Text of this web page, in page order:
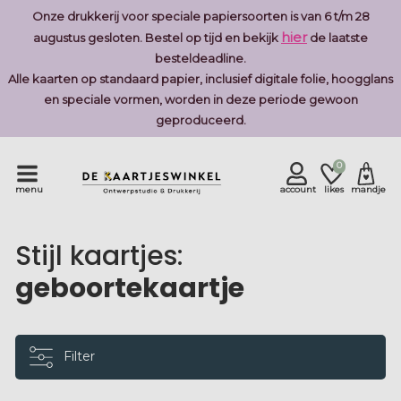
Onze drukkerij voor speciale papiersoorten is van 6 t/m 28
augustus gesloten. Bestel op tijd en bekijk hierde laatste
besteldeadline.
Alle kaarten op standaard papier, inclusief digitale folie, hoogglans
en speciale vormen, worden in deze periode gewoon
geproduceerd.
menu account likes
0
mandje
Stijl kaartjes:
geboortekaartje
Filter